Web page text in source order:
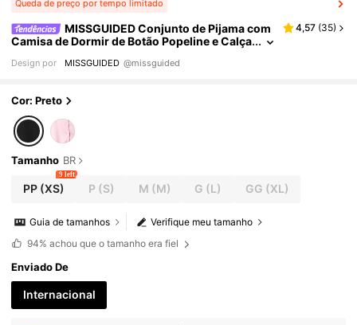
Queda de preço por tempo limitado
MISSGUIDED Conjunto de Pijama com
Camisa de Dormir de Botão Popeline e Calça
Descanso Confortável
4,57 (35)
Design por MISSGUIDED @missguided
Cor: Preto
Tamanho BR
PP(XS)
9 left
P (S) M (M) G (L) GG (XL)
Verifique meu tamanho
Guia de tamanhos
94% achou que o tamanho era fiel
Enviado De
Internacional